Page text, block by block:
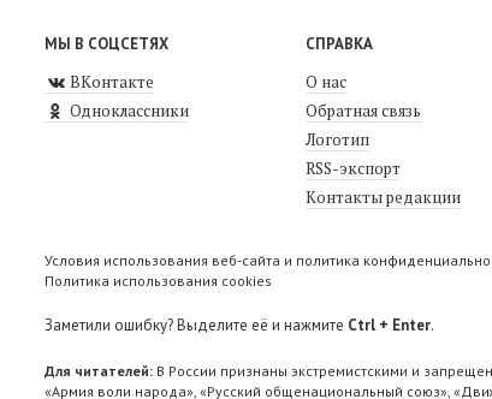
МЫ В СОЦСЕТЯХ
ВКонтакте
Одноклассники
СПРАВКА
О нас
Обратная связь
Логотип
RSS-экспорт
Контакты редакции
Условия использования веб-сайта и политика
Политика использования cookies
Заметили ошибку? Выделите её и нажмите Ctrl + Enter.
Для читателей: В России признаны экстремистскими и
«Армия воли народа», «Русский общенациональный союз»,